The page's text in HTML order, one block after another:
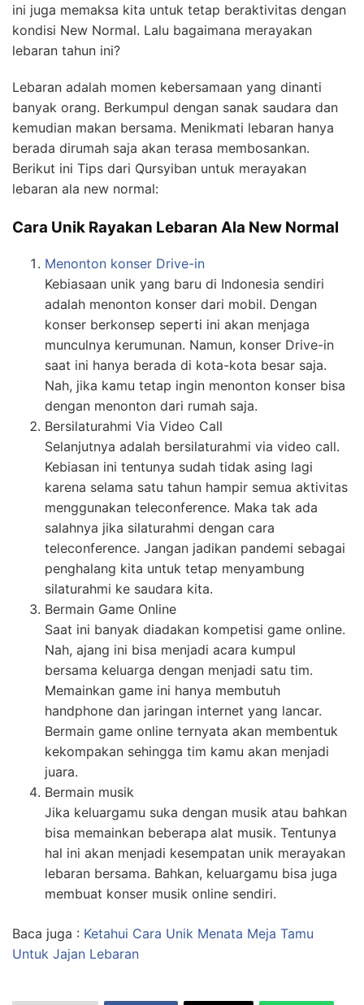
ini juga memaksa kita untuk tetap beraktivitas dengan
kondisi New Normal. Lalu bagaimana merayakan
lebaran tahun ini?
Lebaran adalah momen kebersamaan yang dinanti
banyak orang. Berkumpul dengan sanak saudara dan
kemudian makan bersama. Menikmati lebaran hanya
berada dirumah saja akan terasa membosankan.
Berikut ini Tips dari Qursyiban untuk merayakan
lebaran ala new normal:
Cara Unik Rayakan Lebaran Ala New Normal
Menonton konser Drive-in
Kebiasaan unik yang baru di Indonesia sendiri
adalah menonton konser dari mobil. Dengan
konser berkonsep seperti ini akan menjaga
munculnya kerumunan. Namun, konser Drive-in
saat ini hanya berada di kota-kota besar saja.
Nah, jika kamu tetap ingin menonton konser bisa
dengan menonton dari rumah saja.
Bersilaturahmi Via Video Call
Selanjutnya adalah bersilaturahmi via video call.
Kebiasan ini tentunya sudah tidak asing lagi
karena selama satu tahun hampir semua aktivitas
menggunakan teleconference. Maka tak ada
salahnya jika silaturahmi dengan cara
teleconference. Jangan jadikan pandemi sebagai
penghalang kita untuk tetap menyambung
silaturahmi ke saudara kita.
Bermain Game Online
Saat ini banyak diadakan kompetisi game online.
Nah, ajang ini bisa menjadi acara kumpul
bersama keluarga dengan menjadi satu tim.
Memainkan game ini hanya membutuh
handphone dan jaringan internet yang lancar.
Bermain game online ternyata akan membentuk
kekompakan sehingga tim kamu akan menjadi
juara.
Bermain musik
Jika keluargamu suka dengan musik atau bahkan
bisa memainkan beberapa alat musik. Tentunya
hal ini akan menjadi kesempatan unik merayakan
lebaran bersama. Bahkan, keluargamu bisa juga
membuat konser musik online sendiri.
Baca juga : Ketahui Cara Unik Menata Meja Tamu
Untuk Jajan Lebaran